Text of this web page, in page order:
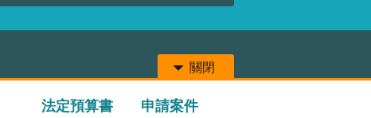
關閉
法定預算書 申請案件